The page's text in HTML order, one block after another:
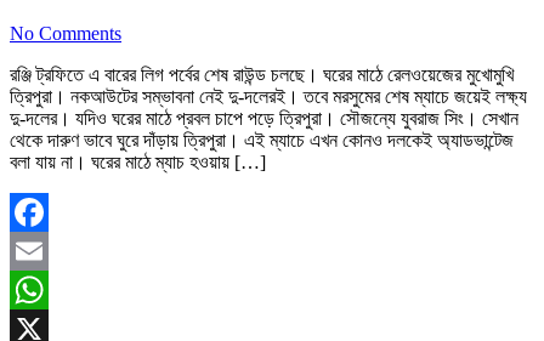
No Comments
রঞ্জি ট্রফিতে এ বারের লিগ পর্বের শেষ রাউন্ড চলছে। ঘরের মাঠে রেলওয়েজের মুখোমুখি
ত্রিপুরা। নকআউটের সম্ভাবনা নেই দু-দলেরই। তবে মরসুমের শেষ ম্যাচে জয়েই লক্ষ্য
দু-দলের। যদিও ঘরের মাঠে প্রবল চাপে পড়ে ত্রিপুরা। সৌজন্যে যুবরাজ সিং। সেখান
থেকে দারুণ ভাবে ঘুরে দাঁড়ায় ত্রিপুরা। এই ম্যাচে এখন কোনও দলকেই অ্যাডভান্টেজ
বলা যায় না। ঘরের মাঠে ম্যাচ হওয়ায় […]
Facebook
Email
WhatsApp